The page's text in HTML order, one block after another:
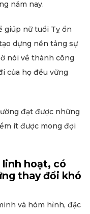
năm nay.
giúp nữ tuổi Tỵ ổn
dựng nền tảng sự
nói về thành công
của họ đều vững
đạt được những
ít được mong đợi
linh hoạt, có
thay đổi khó
và hóm hỉnh, đặc